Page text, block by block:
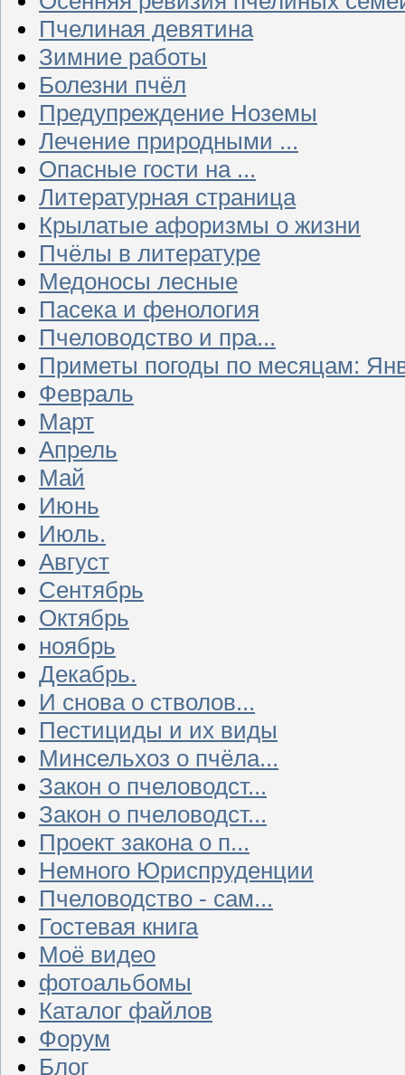
Пчелиная девятина
Зимние работы
Болезни пчёл
Предупреждение Ноземы
Лечение природными ...
Опасные гости на ...
Литературная страница
Крылатые афоризмы о жизни
Пчёлы в литературе
Медоносы лесные
Пасека и фенология
Пчеловодство и пра...
Приметы погоды по месяцам:
Февраль
Март
Апрель
Май
Июнь
Июль.
Август
Сентябрь
Октябрь
ноябрь
Декабрь.
И снова о стволов...
Пестициды и их виды
Минсельхоз о пчёла...
Закон о пчеловодст...
Закон о пчеловодст...
Проект закона о п...
Немного Юриспруденции
Пчеловодство - сам...
Гостевая книга
Моё видео
фотоальбомы
Каталог файлов
Форум
Блог